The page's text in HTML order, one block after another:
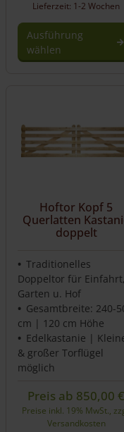
Lieferzeit: 1-2 Wochen
Ausführung
wählen
Hoftor Kopf 5
Querlatten
doppelt
Traditionelles
Doppeltor für Einfahrt,
Garten u. Hof
Gesamtbreite: 240-
cm | 120 cm Höhe
Edelkastanie |
& großer Torflügel
möglich
Preis ab 850,00 €
Preise inkl. 19% MwSt.,
Versandkosten